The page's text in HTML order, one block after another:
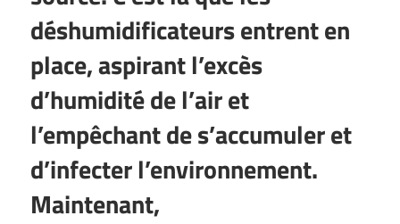
déshumidificateurs entrent en
place, aspirant l’excès
d’humidité de l’air et
l’empêchant de s’accumuler et
d’infecter l’environnement.
Maintenant,